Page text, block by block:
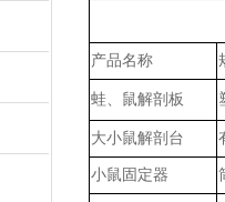
产品名称
蛙、鼠解剖板
大小鼠解剖台
小鼠固定器